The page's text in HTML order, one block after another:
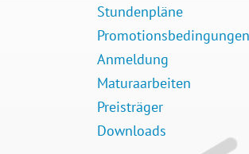
Stundenpläne
Promotionsbedingungen
Anmeldung
Maturaarbeiten
Preisträger
Downloads